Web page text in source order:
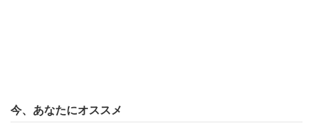
今、あなたにオススメ